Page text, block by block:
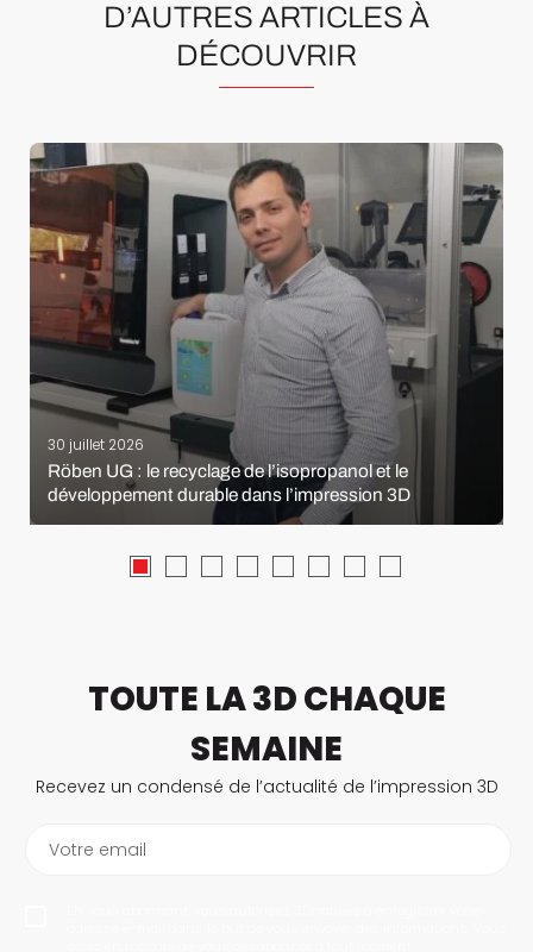
D’AUTRES ARTICLES À
DÉCOUVRIR
30 juillet 2026
Röben UG : le recyclage de l’isopropanol et le
développement durable dans l’impression 3D
TOUTE LA 3D CHAQUE
SEMAINE
Recevez un condensé de l’actualité de l’impression 3D
Votre email